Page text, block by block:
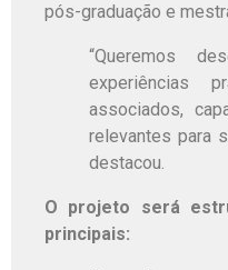
pós-graduação e
“Queremos
experiências
associados,
relevantes para
destacou.
O projeto será
principais: